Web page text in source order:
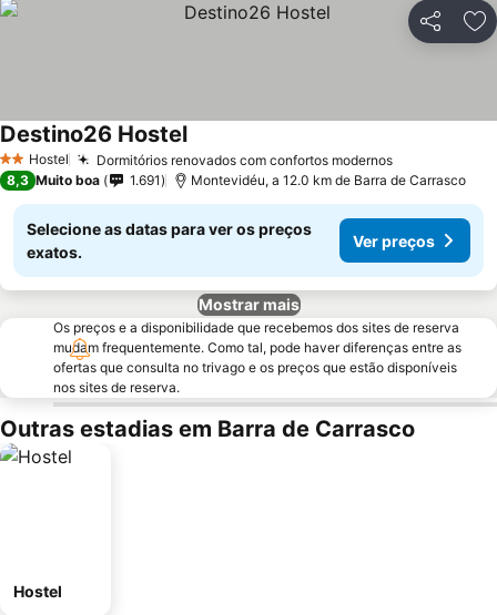
Partilhar
2 Estrelas
Hostel Dormitórios renovados com confortos modernos
Destino26 Hostel
8,3 Muito boa 1.691 Montevidéu, a 12.0 km de Barra de Carrasco
Selecione as datas para ver os preços
exatos.
Ver preços
Mostrar mais
Os preços e a disponibilidade que recebemos dos sites de reserva
mudam frequentemente. Como tal, pode haver diferenças entre as
ofertas que consulta no trivago e os preços que estão disponíveis
nos sites de reserva.
Outras estadias em Barra de Carrasco
Hostel